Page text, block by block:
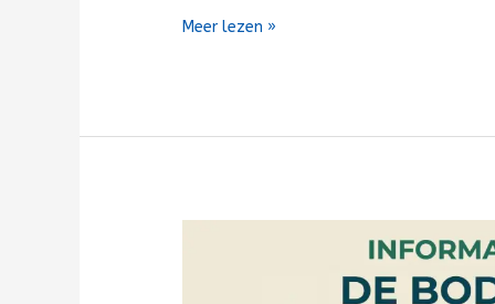
Meer lezen »